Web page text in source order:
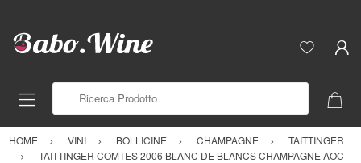
HOME VINI BOLLICINE CHAMPAGNE
TAITTINGER
TAITTINGER COMTES 2006 BLANC DE BLANCS CHAMPAGNE AOC